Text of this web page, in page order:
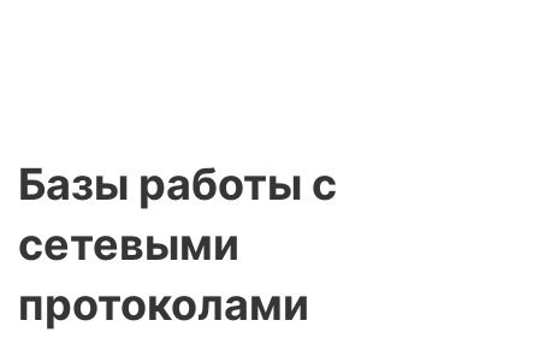
Базы работы с
сетевыми
протоколами